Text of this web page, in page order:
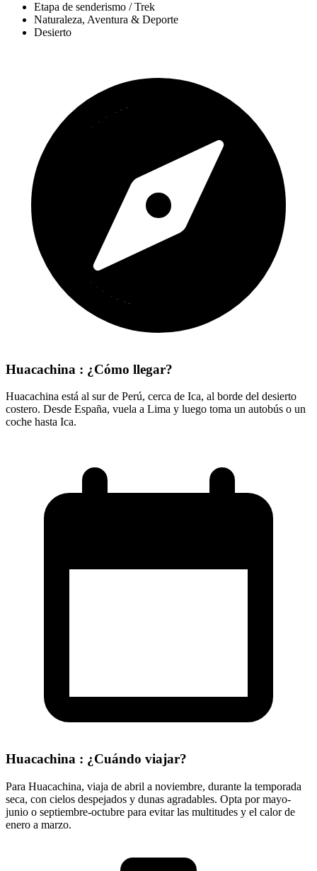
Etapa de senderismo / Trek
Naturaleza, Aventura & Deporte
Desierto
Huacachina : ¿Cómo llegar?
Huacachina está al sur de Perú, cerca de Ica, al borde del desierto
costero. Desde España, vuela a Lima y luego toma un autobús o un
coche hasta Ica.
Huacachina : ¿Cuándo viajar?
Para Huacachina, viaja de abril a noviembre, durante la temporada
seca, con cielos despejados y dunas agradables. Opta por mayo-
junio o septiembre-octubre para evitar las multitudes y el calor de
enero a marzo.